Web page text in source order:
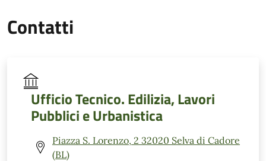
Contatti
Ufficio Tecnico. Edilizia, Lavori
Pubblici e Urbanistica
Piazza S. Lorenzo, 2 32020 Selva di Cadore
(BL)